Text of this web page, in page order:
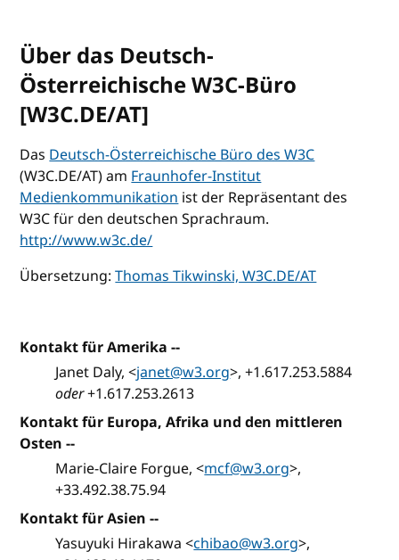
Über das Deutsch-
Österreichische W3C-Büro
[W3C.DE/AT]
DasDeutsch-Österreichische Büro des W3C
(W3C.DE/AT) amFraunhofer-Institut
Medienkommunikationist der Repräsentant des
W3C für den deutschen Sprachraum.
http://www.w3c.de/
Übersetzung:Thomas Tikwinski, W3C.DE/AT
Kontakt für Amerika --
Janet Daly, <janet@w3.org>, +1.617.253.5884
oder+1.617.253.2613
Kontakt für Europa, Afrika und den mittleren
Osten --
Marie-Claire Forgue, <mcf@w3.org>,
+33.492.38.75.94
Kontakt für Asien --
Yasuyuki Hirakawa <chibao@w3.org>,